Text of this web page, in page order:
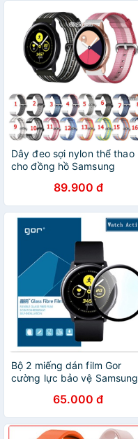
Dây đeo sợi nylon thể thao
cho đồng hồ Samsung
89.900 đ
Bộ 2 miếng dán film Gor
cường lực bảo vệ Samsung
65.000 đ